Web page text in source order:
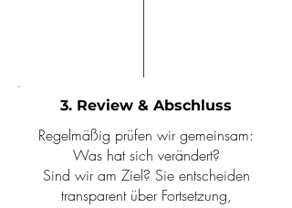
3. Review & Abschluss
Regelmäßig prüfen wir gemeinsam:
Was hat sich verändert?
Sind wir am Ziel? Sie entscheiden
transparent über Fortsetzung,